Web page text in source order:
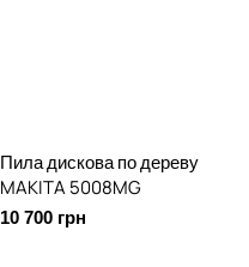
Пила дискова по дереву
MAKITA 5008MG
10 700 грн